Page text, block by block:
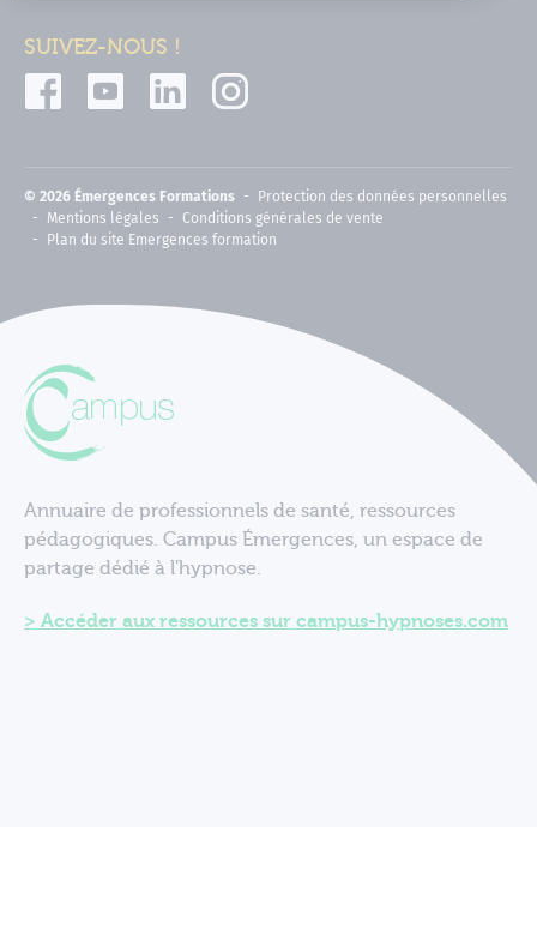
SUIVEZ-NOUS !
© 2026 Émergences Formations
Protection des données personnelles
Mentions légales
Conditions générales de vente
Plan du site Emergences formation
Annuaire de professionnels de santé, ressources
pédagogiques. Campus Émergences, un espace de
partage dédié à l'hypnose.
Accéder aux ressources sur campus-hypnoses.com